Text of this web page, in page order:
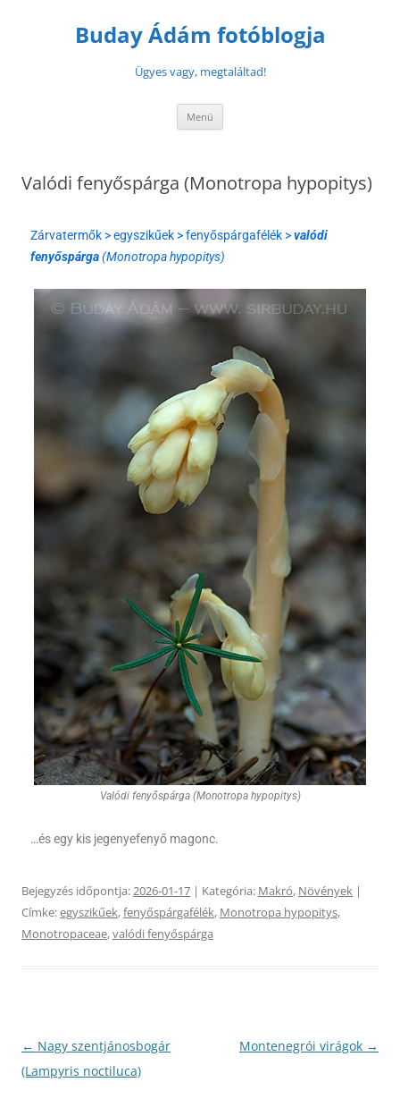
Buday Ádám fotóblogja
Ügyes vagy, megtaláltad!
Menü
Valódi fenyőspárga (Monotropa hypopitys)
Zárvatermők > egyszikűek > fenyőspárgafélék >valódi
fenyőspárga(Monotropa hypopitys)
Valódi fenyőspárga (Monotropa hypopitys)
…és egy kis jegenyefenyő magonc.
Bejegyzés időpontja:2026-01-17 | Kategória: Makró, Növények |
Címke:egyszikűek,fenyőspárgafélék, Monotropa hypopitys,
Monotropaceae,valódi fenyőspárga
Bejegyzés
navigáció
← Nagy szentjánosbogár
(Lampyris noctiluca)
Montenegrói virágok →